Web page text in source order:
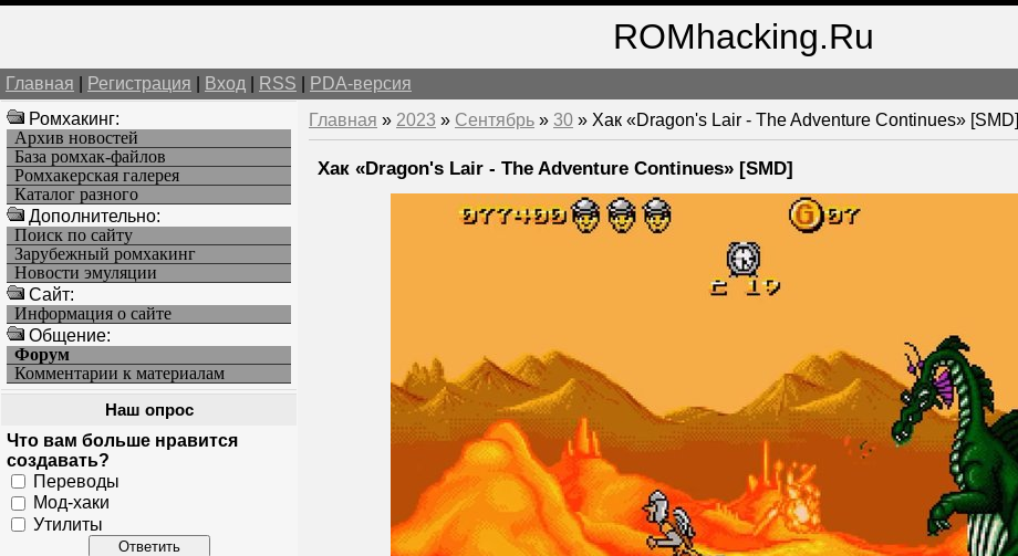
ROMhacking.Ru
Главная Регистрация Вход RSS PDA-версия
Ромхакинг:
Архив новостей
База ромхак-файлов
Ромхакерская галерея
Каталог разного
Дополнительно:
Поиск по сайту
Зарубежный ромхакинг
Новости эмуляции
Cайт:
Информация о сайте
Общение:
Форум
Комментарии к материалам
Наш опрос
Что вам больше нравится
создавать?
Переводы
Мод-хаки
Утилиты
Главная » 2023 » Сентябрь » 30 » Хак «Dragon's Lair - The Adventure Continues» [SMD]
Хак «Dragon's Lair - The Adventure Continues» [SMD]